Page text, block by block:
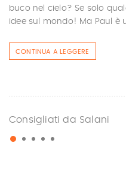
buco nel cielo? Se solo
idee sul mondo! Ma Paul è
CONTINUA A LEGGERE
Consigliati da Salani